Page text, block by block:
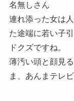
名無しさん
連れ添った女は
た途端に若い子
ドクズですね。
薄汚い頭と顔見
ま、あんまテレ